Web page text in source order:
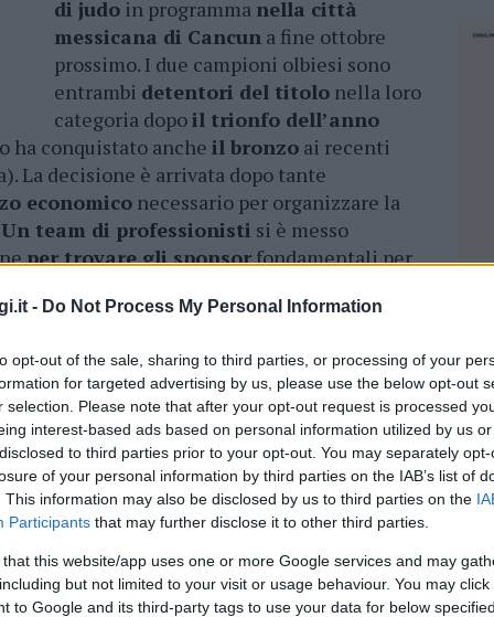
- Do Not Process My Personal Information
opt-out of the sale, sharing to third parties, or processing of your
for targeted advertising by us, please use the below opt-out
selection. Please note that after your opt-out request is processed
interest-based ads based on personal information utilized by us
to third parties prior to your opt-out. You may separately
of your personal information by third parties on the IAB’s list of
This information may also be disclosed by us to third parties on the
Participants that may further disclose it to other third parties.
that this website/app uses one or more Google services and may
but not limited to your visit or usage behaviour. You may
to Google and its third-party tags to use your data for below
di judo in programma nella città
messicana di Cancun a fine ottobre
prossimo. I due campioni olbiesi sono
entrambi detentori del titolo nella loro
categoria dopoil trionfo dell’anno
ha conquistato anche il bronzo ai recenti
La decisione è arrivata dopo tante
economico necessario per organizzare la
Un team di professionisti si è messo
per trovare gli sponsorfondamentali per
in 3.000 copie, chemetterà in
della Sardegna e
impresa”.
scacciato i dubbi dalla mente dei
: “Abbiamo sentito evidenteuna
nostra voglia di essere presenti in Messico”.
di appartenenza che ci trascina.Il fatto di
soprattutto, la nostra cittàin un contesto
esprimono un commovente pensiero da
la vera olbiesità e l’orgoglio di